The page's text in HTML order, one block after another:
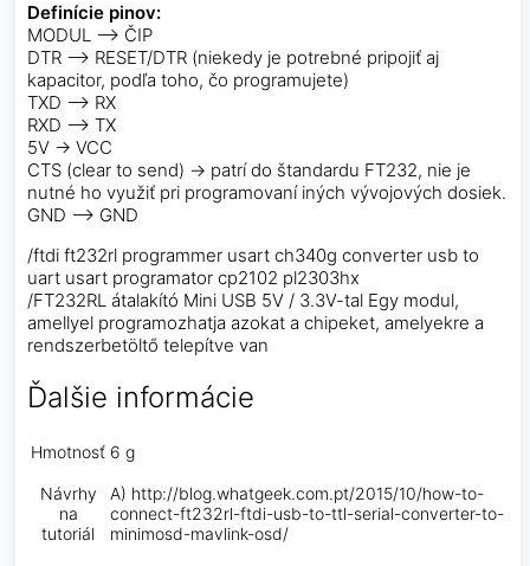
Definície pinov:
MODUL –> ČIP
DTR –> RESET/DTR (niekedy je potrebné pripojiť aj
kapacitor, podľa toho, čo programujete)
TXD –> RX
RXD –> TX
5V -> VCC
CTS (clear to send) -> patrí do štandardu FT232, nie je
nutné ho využiť pri programovaní iných vývojových dosiek.
GND –> GND
/ftdi ft232rl programmer usart ch340g converter usb to
uart usart programator cp2102 pl2303hx
/FT232RL átalakító Mini USB 5V / 3.3V-tal Egy modul,
amellyel programozhatja azokat a chipeket, amelyekre a
rendszerbetöltő telepítve van
Ďalšie informácie
Hmotnosť 6 g
Návrhy
na
tutoriál
A) http://blog.whatgeek.com.pt/2015/10/how-to-
connect-ft232rl-ftdi-usb-to-ttl-serial-converter-to-
minimosd-mavlink-osd/